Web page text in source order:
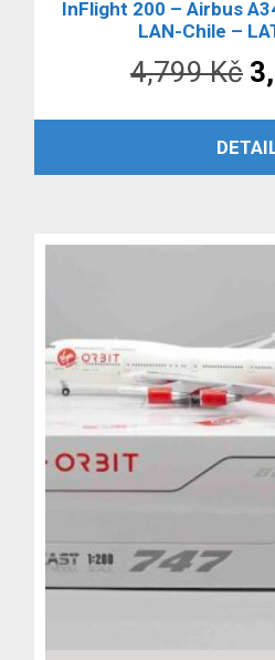
InFlight 200 – Airbus
LAN-Chile –
4,799Kč
PŘIDAT DO